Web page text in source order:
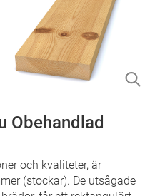
Obehandlad
och kvaliteter, är
(stockar). De utsågade